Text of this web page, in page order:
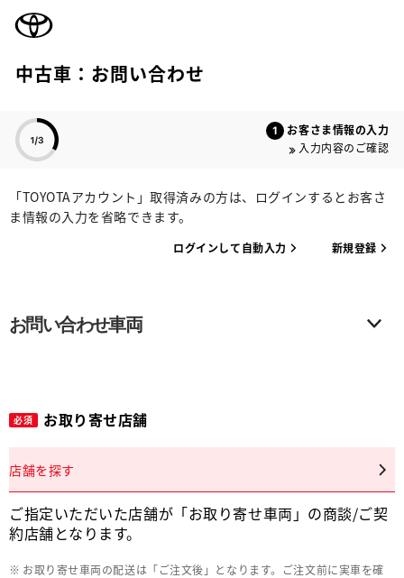
中古車：お問い合わせ
お客さま情報の入力
入力内容のご確認
「TOYOTAアカウント」取得済みの方は、ログインするとお客さ
ま情報の入力を省略できます。
ログインして自動入力 新規登録
お問い合わせ車両
必須 お取り寄せ店舗
店舗を探す
ご指定いただいた店舗が「お取り寄せ車両」の商談/ご契
約店舗となります。
お取り寄せ車両の配送は「ご注文後」となります。ご注文前に実車を確